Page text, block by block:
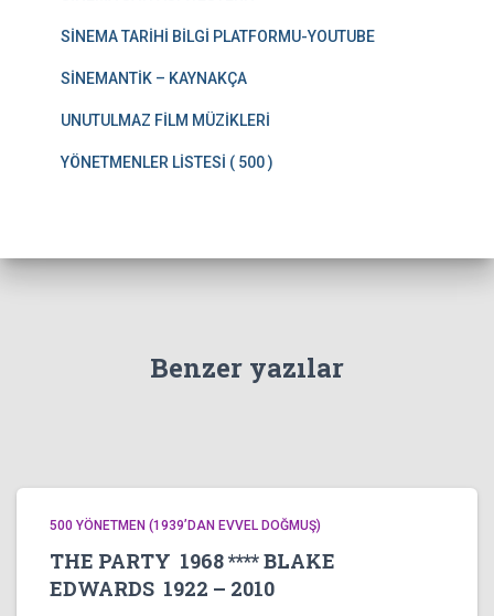
SİNEMA TARİHİ BİLGİ PLATFORMU-YOUTUBE
SİNEMANTİK – KAYNAKÇA
UNUTULMAZ FİLM MÜZİKLERİ
YÖNETMENLER LİSTESİ ( 500 )
Benzer yazılar
500 YÖNETMEN (1939’DAN EVVEL DOĞMUŞ)
THE PARTY 1968 **** BLAKE
EDWARDS 1922 – 2010